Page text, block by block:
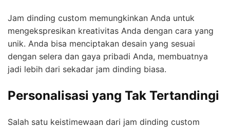
Jam dinding custom memungkinkan Anda untuk
mengekspresikan kreativitas Anda dengan cara yang
unik. Anda bisa menciptakan desain yang sesuai
dengan selera dan gaya pribadi Anda, membuatnya
jadi lebih dari sekadar jam dinding biasa.
Personalisasi yang Tak Tertandingi
Salah satu keistimewaan dari jam dinding custom